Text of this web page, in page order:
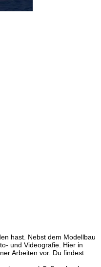
hast. Nebst dem Modellbau
und Videografie. Hier in
Arbeiten vor. Du findest